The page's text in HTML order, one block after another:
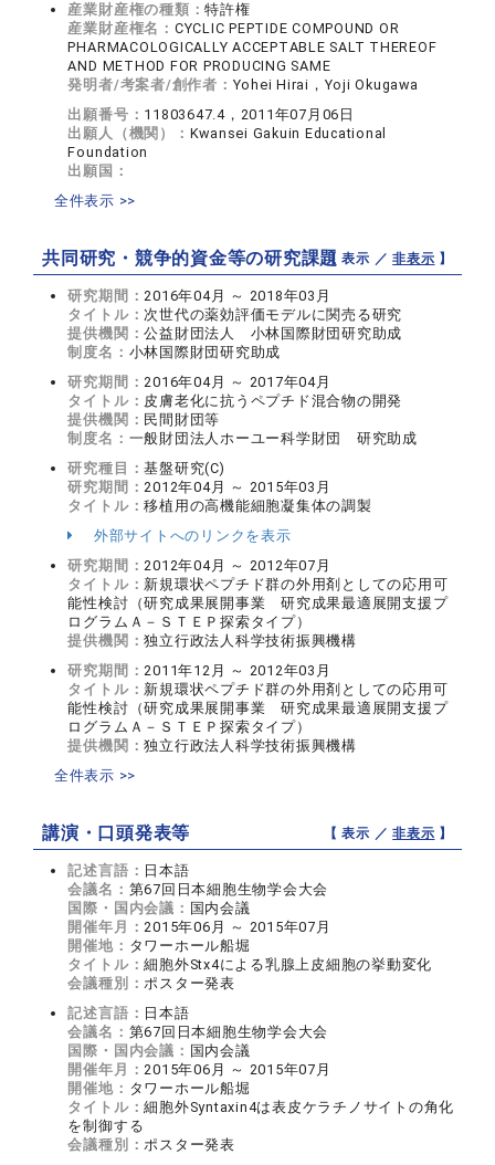
産業財産権の種類：特許権
産業財産権名： CYCLIC PEPTIDE COMPOUND OR
PHARMACOLOGICALLY ACCEPTABLE SALT THEREOF
AND METHOD FOR PRODUCING SAME
発明者/考案者/創作者： Yohei Hirai，Yoji Okugawa
出願番号： 11803647.4，2011年07月06日
出願人（機関）： Kwansei Gakuin Educational
Foundation
出願国：
全件表示 >>
共同研究・競争的資金等の研究課題【 表示 ／非表示 】
研究期間：2016年04月 ～ 2018年03月
タイトル：次世代の薬効評価モデルに関売る研究
提供機関：公益財団法人 小林国際財団研究助成
制度名： 小林国際財団研究助成
研究期間：2016年04月 ～ 2017年04月
タイトル： 皮膚老化に抗うペプチド混合物の開発
提供機関： 民間財団等
制度名： 一般財団法人ホーユー科学財団 研究助成
研究種目：基盤研究(C)
研究期間：2012年04月 ～ 2015年03月
タイトル：移植用の高機能細胞凝集体の調製
外部サイトへのリンクを表示
研究期間：2012年04月 ～ 2012年07月
タイトル： 新規環状ペプチド群の外用剤としての応用可
能性検討（研究成果展開事業 研究成果最適展開支援プ
ログラムＡ－ＳＴＥＰ探索タイプ）
提供機関：独立行政法人科学技術振興機構
研究期間：2011年12月 ～ 2012年03月
タイトル： 新規環状ペプチド群の外用剤としての応用可
能性検討（研究成果展開事業 研究成果最適展開支援プ
ログラムＡ－ＳＴＥＰ探索タイプ）
提供機関：独立行政法人科学技術振興機構
全件表示 >>
講演・口頭発表等 【 表示 ／非表示 】
記述言語： 日本語
会議名： 第67回日本細胞生物学会大会
国際・国内会議： 国内会議
開催年月：2015年06月 ～ 2015年07月
開催地： タワーホール船堀
タイトル：細胞外Stx4による乳腺上皮細胞の挙動変化
会議種別：ポスター発表
記述言語： 日本語
会議名： 第67回日本細胞生物学会大会
国際・国内会議： 国内会議
開催年月：2015年06月 ～ 2015年07月
開催地： タワーホール船堀
タイトル：細胞外Syntaxin4は表皮ケラチノサイトの角化
を制御する
会議種別：ポスター発表